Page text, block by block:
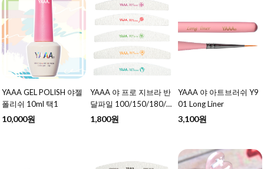
YAAA GEL POLISH 야젤
폴리쉬 10ml 택1
10,000원
YAAA 야 프로 지브라 반
달파일 100/150/180/2
40 택1
1,800원
YAAA 야 아트브러쉬 Y9
01 Long Liner
3,100원